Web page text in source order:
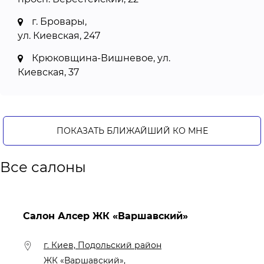
г. Бровары,
ул. Киевская, 247
Крюковщина-Вишневое, ул.
Киевская, 37
г. Одесса, ЖК Острова,
ул. Марсельская, 56
г. Львов,
ул. Галицкая, 32
ПОКАЗАТЬ БЛИЖАЙШИЙ КО МНЕ
Все салоны
Салон Алсер ЖК «Варшавский»
г. Киев, Подольский район
ЖК «Варшавский»,